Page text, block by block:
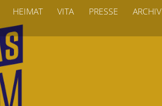
HEIMAT VITA PRESSE ARCHIV